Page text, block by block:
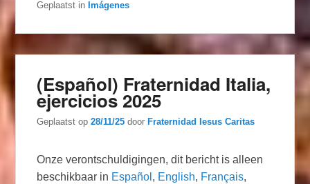
Geplaatst in Imágenes
(Español) Fraternidad Italia,
ejercicios 2025
Geplaatst op28/11/25 door Fraternidad Iesus Caritas
Onze verontschuldigingen, dit bericht is alleen
beschikbaar in Español , English, Français,